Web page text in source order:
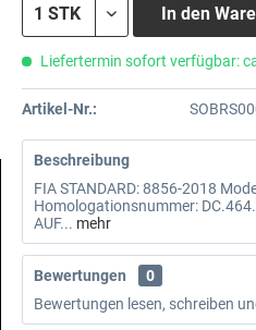
In den
Liefertermin sofort verfügbar:
Artikel-Nr.:
Beschreibung
FIA STANDARD: 8856-2018
Homologationsnummer:
AUF... mehr
Bewertungen
0
Bewertungen lesen, schreiben